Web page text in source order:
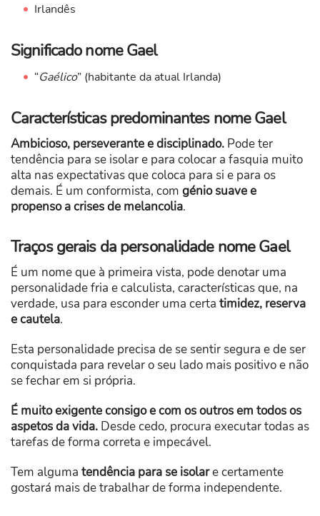
Irlandês
Significado nome Gael
“Gaélico” (habitante da atual Irlanda)
Características predominantes nome Gael
Ambicioso, perseverante e disciplinado. Pode ter
tendência para se isolar e para colocar a fasquia muito
alta nas expectativas que coloca para si e para os
demais. É um conformista, com génio suave e
propenso a crises de melancolia.
Traços gerais da personalidade nome Gael
É um nome que à primeira vista, pode denotar uma
personalidade fria e calculista, características que, na
verdade, usa para esconder uma certa timidez, reserva
e cautela.
Esta personalidade precisa de se sentir segura e de ser
conquistada para revelar o seu lado mais positivo e não
se fechar em si própria.
É muito exigente consigo e com os outros em todos os
aspetos da vida. Desde cedo, procura executar todas as
tarefas de forma correta e impecável.
Tem alguma tendência para se isolare certamente
gostará mais de trabalhar de forma independente.